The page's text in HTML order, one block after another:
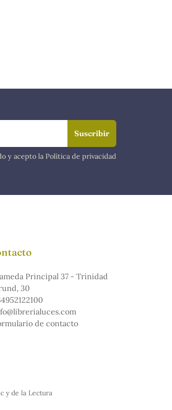
y acepto la Política de privacidad
Principal 37 - Trinidad
30
de contacto
y de la Lectura